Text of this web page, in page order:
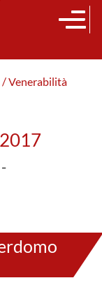
/ Venerabilità